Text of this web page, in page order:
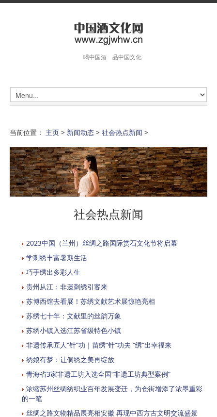
喝中国酒 品中国文化
当前位置： 主页 > 新闻动态 > 社会热点新闻 >
社会热点新闻
2023中国（兰州）丝绸之路国际赏石文化节将启幕
学刺绣丰富暑期生活
巧手绣出多彩人生
贵州从江：非遗刺绣引客来
苏博西馆去看展！苏绣文献艺术展惊艳亮相
苏绣七十年：文献里的丝韵万象
苏绣小镇入选江苏省级特色小镇
非遗传承匠人“针”功｜苗绣“针”功夫 “绣”出幸福来
绣娘有梦：让侗绣之美再绽放
青海省3家非遗工坊入选全国“非遗工坊典型案例”
浓缩苏州丝绸纺织业百年发展变迁，为仓街增添了浓墨重彩
的一笔
丝绸之路文物精品展亮相安徽 再现中西方古文明交流盛景